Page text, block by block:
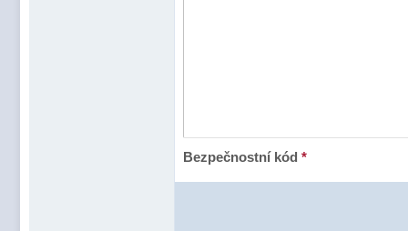
Bezpečnostní kód *